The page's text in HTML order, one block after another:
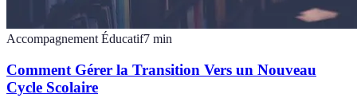
Accompagnement Éducatif7 min
Comment Gérer la Transition Vers un Nouveau
Cycle Scolaire